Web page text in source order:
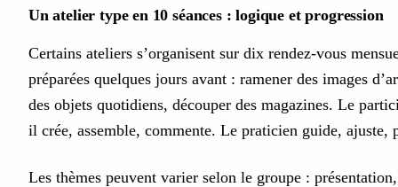
Un atelier type en 10 séances : logique et progression
Certains ateliers s’organisent sur dix rendez-vous
préparées quelques jours avant : ramener des images
des objets quotidiens, découper des magazines. Le
il crée, assemble, commente. Le praticien guide, ajuste,
Les thèmes peuvent varier selon le groupe :